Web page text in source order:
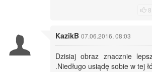
8
KazikB 07.06.2016, 08:03
Dzisiaj obraz znacznie
.Niedługo usiądę sobie w tej